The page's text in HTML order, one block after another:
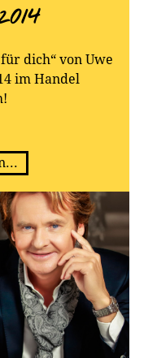
dich“ von Uwe
im Handel